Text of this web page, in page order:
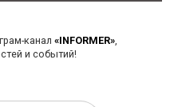
канал «INFORMER»,
и событий!